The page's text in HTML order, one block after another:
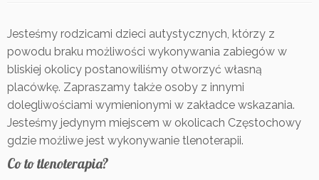
Jesteśmy rodzicami dzieci autystycznych, którzy z
powodu braku możliwości wykonywania zabiegów w
bliskiej okolicy postanowiliśmy otworzyć własną
placówkę. Zapraszamy także osoby z innymi
dolegliwościami wymienionymi w zakładce wskazania.
Jesteśmy jedynym miejscem w okolicach Częstochowy
gdzie możliwe jest wykonywanie tlenoterapii.
Co to tlenoterapia?